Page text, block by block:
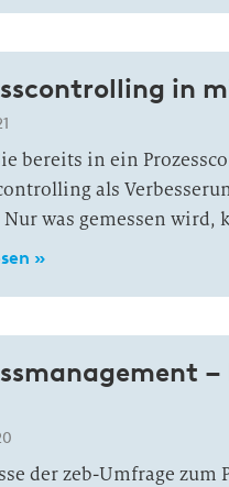
in
bereits in ein
als
Nur was gemessen wird,
»
der zeb-Umfrage zum